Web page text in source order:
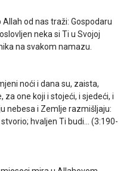
od nas traži: Gospodaru
neka si Ti u Svojoj
na svakom namazu.
noći i dana su, zaista,
one koji i stojeći, i sjedeći, i
nebesa i Zemlje razmišljaju:
hvaljen Ti budi… (3:190-